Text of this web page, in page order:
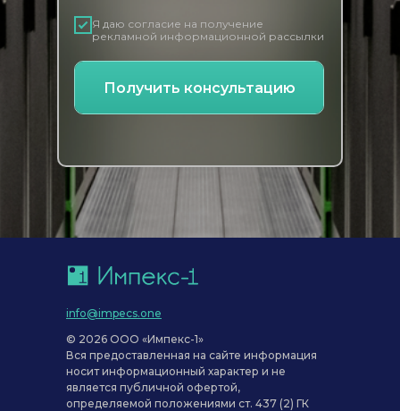
Я даю согласие на получение
рекламной информационной рассылки
Получить консультацию
© 2026 ООО «Импекс-1»
Вся предоставленная на сайте информация
носит информационный характер и не
является публичной офертой,
определяемой положениями ст. 437 (2) ГК
info@impecs.one